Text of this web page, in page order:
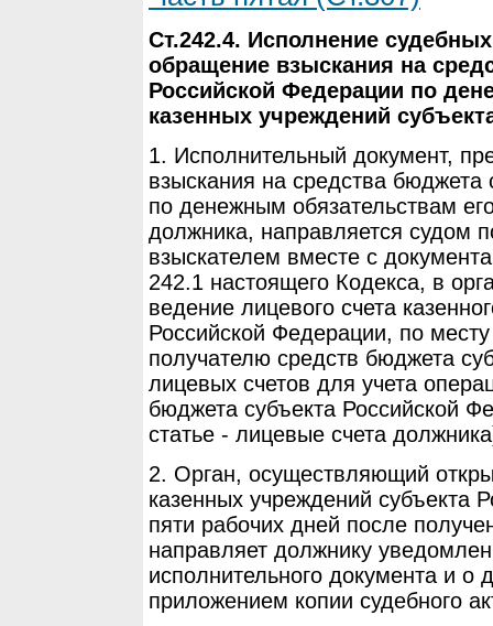
Ст.242.4. Исполнение
обращение взыскания на
Российской Федерации по
казенных учреждений
1. Исполнительный документ,
взыскания на средства бюджета
по денежным обязательствам
должника, направляется судом
взыскателем вместе с
242.1 настоящего Кодекса, в
ведение лицевого счета
Российской Федерации, по
получателю средств бюджета
лицевых счетов для учета
бюджета субъекта Российской
статье - лицевые счета
2. Орган, осуществляющий
казенных учреждений субъекта
пяти рабочих дней после
направляет должнику
исполнительного документа и о
приложением копии судебного